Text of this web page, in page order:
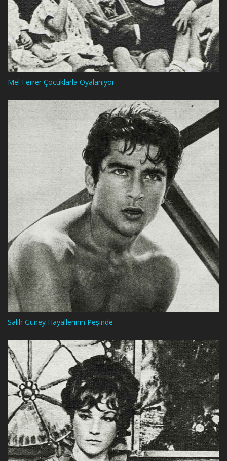
Mel Ferrer Çocuklarla Oyalanıyor
Salih Güney Hayallerinin Peşinde